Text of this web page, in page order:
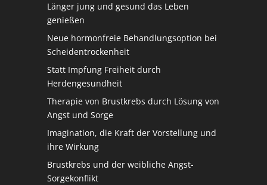
Länger jung und gesund das Leben
genießen
Neue hormonfreie Behandlungsoption bei
Scheidentrockenheit
Statt Impfung Freiheit durch
Herdengesundheit
Therapie von Brustkrebs durch Lösung von
Angst und Sorge
Imagination, die Kraft der Vorstellung und
ihre Wirkung
Brustkrebs und der weibliche Angst-
Sorgekonflikt